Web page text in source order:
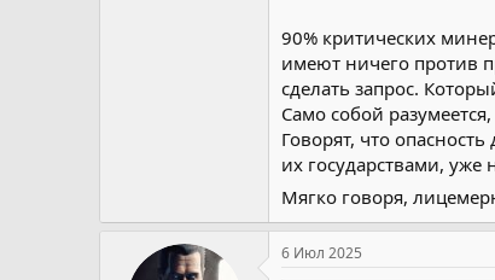
90% критических
имеют ничего против
сделать запрос.
Само собой
Говорят, что
их государствами, уже
Мягко говоря,
6 Июл 2025